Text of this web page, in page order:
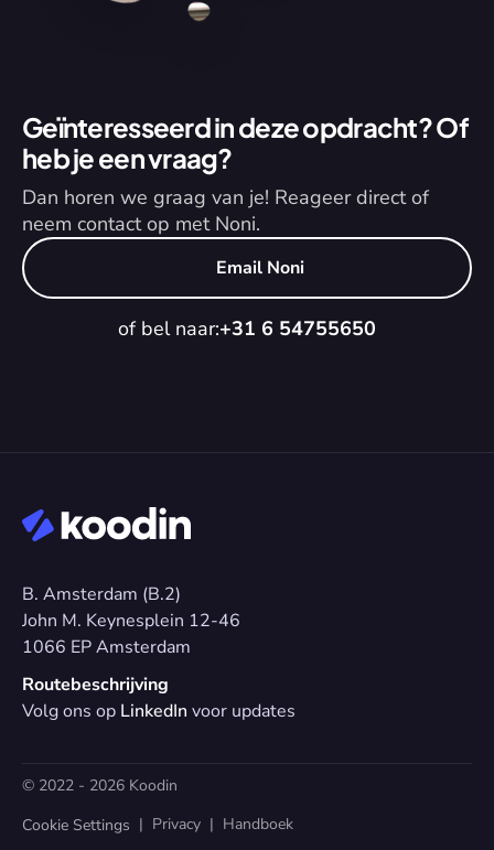
Geïnteresseerd in deze opdracht? Of
heb je een vraag?
Dan horen we graag van je! Reageer direct of
neem contact op met Noni.
Email Noni
of bel naar:+31 6 54755650
B. Amsterdam (B.2)
John M. Keynesplein 12-46
1066 EP Amsterdam
Routebeschrijving
Volg ons op LinkedIn voor updates
© 2022 - 2026 Koodin
Cookie Settings
  |
Privacy
  |
Handboek